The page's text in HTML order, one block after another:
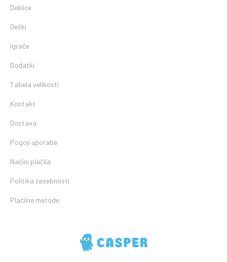
Deklice
Dečki
Igrače
Dodatki
Tabela velikosti
Kontakt
Dostava
Pogoji uporabe
Načini plačila
Politika zasebnosti
Plačilne metode